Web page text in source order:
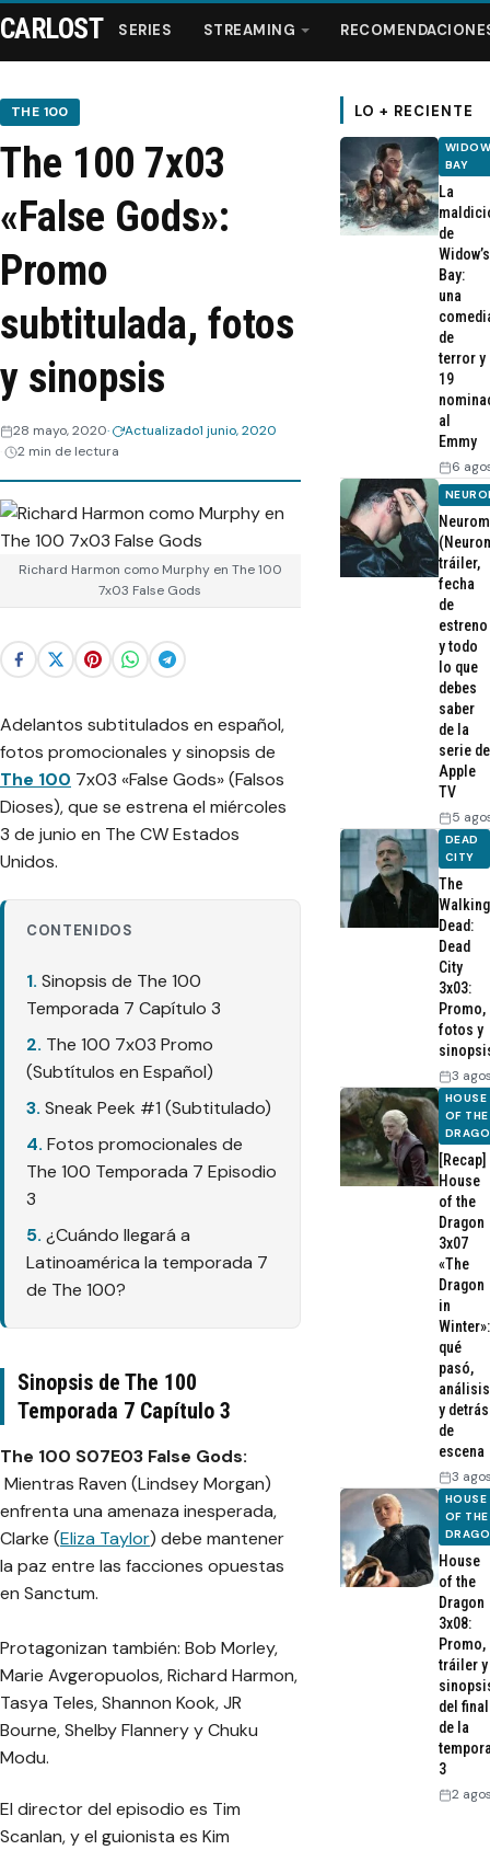
Series
Streaming
Recomendaciones
Webisodios
CARLOST SERIES STREAMING
THE 100
The 100 7x03
«False Gods»:
Promo
subtitulada, fotos
y sinopsis
28 mayo, 2020 Actualizado1 junio, 2020
2 min de lectura
Richard Harmon como Murphy en The 100
7x03 False Gods
Adelantos subtitulados en español,
fotos promocionales y sinopsis de
The 100 7x03 «False Gods» (Falsos
Dioses), que se estrena el miércoles
3 de junio en The CW Estados
Unidos.
CONTENIDOS
Sinopsis de The 100
Temporada 7 Capítulo 3
The 100 7x03 Promo
(Subtítulos en Español)
Sneak Peek #1 (Subtitulado)
Fotos promocionales de
The 100 Temporada 7 Episodio
3
¿Cuándo llegará a
Latinoamérica la temporada 7
de The 100?
Sinopsis de The 100
Temporada 7 Capítulo 3
The 100 S07E03 False Gods:
Mientras Raven (Lindsey Morgan)
enfrenta una amenaza inesperada,
Clarke (Eliza Taylor) debe mantener
la paz entre las facciones opuestas
en Sanctum.
Protagonizan también: Bob Morley,
Marie Avgeropuolos, Richard Harmon,
Tasya Teles, Shannon Kook, JR
Bourne, Shelby Flannery y Chuku
Modu.
El director del episodio es Tim
Scanlan, y el guionista es Kim
LO + RECIENTE
BAY
La
de
Widow’s
Bay:
una
de
terror y
19
al
Emmy
6
tráiler,
fecha
de
estreno
y todo
lo que
debes
saber
de la
serie de
Apple
TV
5
DEAD
CITY
The
Walking
Dead:
Dead
City
3x03:
Promo,
fotos y
3
HOUSE
OF THE
[Recap]
House
of the
Dragon
3x07
«The
Dragon
in
Winter»:
qué
pasó,
análisis
y detrás
de
escena
3
HOUSE
OF THE
House
of the
Dragon
3x08:
Promo,
tráiler y
del final
de la
3
2